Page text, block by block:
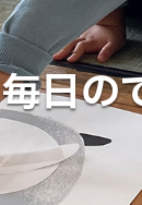
毎日の